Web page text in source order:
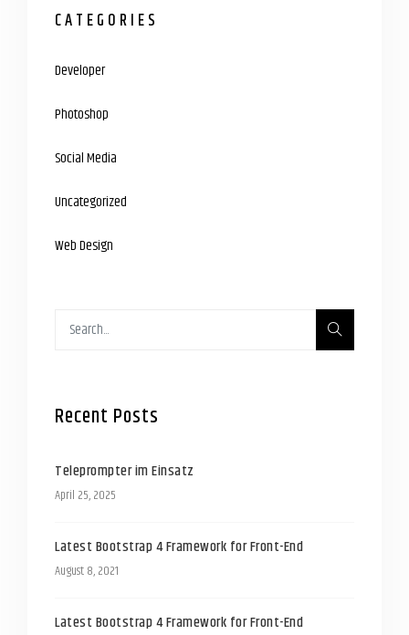
CATEGORIES
Developer
Photoshop
Social Media
Uncategorized
Web Design
Recent Posts
Teleprompter im Einsatz
April 25, 2025
Latest Bootstrap 4 Framework for Front-End
August 8, 2021
Latest Bootstrap 4 Framework for Front-End